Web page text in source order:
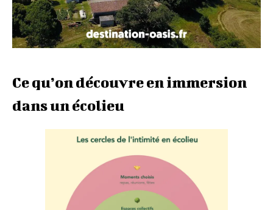
Ce qu’on découvre en immersion
dans un écolieu